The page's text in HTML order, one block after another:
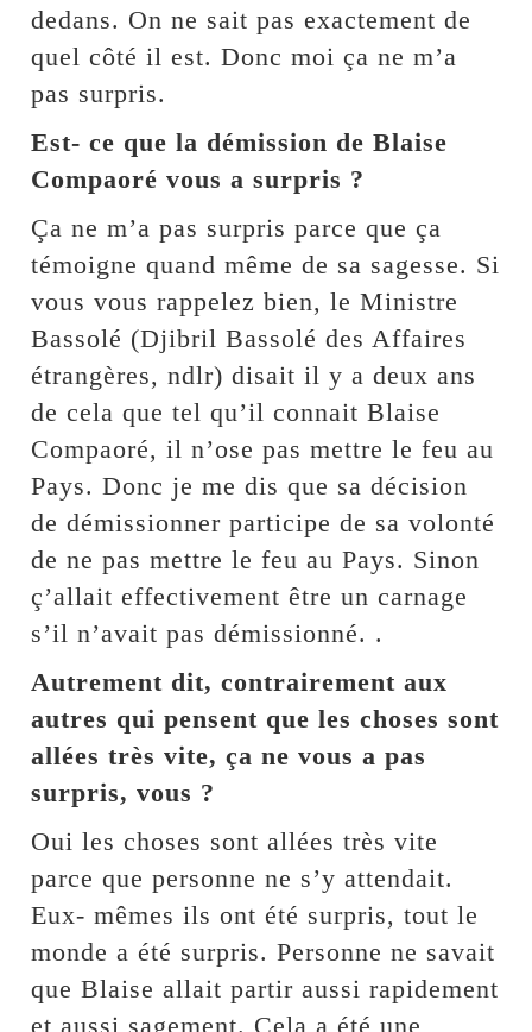
dedans. On ne sait pas exactement de
quel côté il est. Donc moi ça ne m’a
pas surpris.
Est- ce que la démission de Blaise
Compaoré vous a surpris ?
Ça ne m’a pas surpris parce que ça
témoigne quand même de sa sagesse. Si
vous vous rappelez bien, le Ministre
Bassolé (Djibril Bassolé des Affaires
étrangères, ndlr) disait il y a deux ans
de cela que tel qu’il connait Blaise
Compaoré, il n’ose pas mettre le feu au
Pays. Donc je me dis que sa décision
de démissionner participe de sa volonté
de ne pas mettre le feu au Pays. Sinon
ç’allait effectivement être un carnage
s’il n’avait pas démissionné. .
Autrement dit, contrairement aux
autres qui pensent que les choses sont
allées très vite, ça ne vous a pas
surpris, vous ?
Oui les choses sont allées très vite
parce que personne ne s’y attendait.
Eux- mêmes ils ont été surpris, tout le
monde a été surpris. Personne ne savait
que Blaise allait partir aussi rapidement
et aussi sagement. Cela a été une